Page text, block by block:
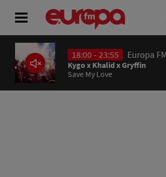
18:00 - 23:55 Europa
Kygo x Khalid x Gryffin
Save My Love
ACASĂ
ȘTIRI